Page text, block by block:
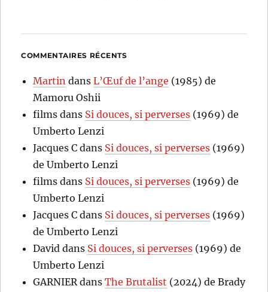
COMMENTAIRES RÉCENTS
Martin dansL’Œuf de l’ange (1985) de
Mamoru Oshii
films dans Si douces, si perverses (1969) de
Umberto Lenzi
Jacques C dans Si douces, si perverses (1969)
de Umberto Lenzi
films dans Si douces, si perverses (1969) de
Umberto Lenzi
Jacques C dans Si douces, si perverses (1969)
de Umberto Lenzi
David dans Si douces, si perverses (1969) de
Umberto Lenzi
GARNIERdansThe Brutalist (2024) de Brady